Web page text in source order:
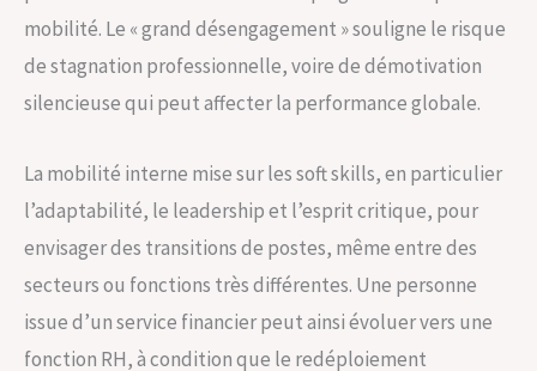
mobilité. Le « grand désengagement » souligne le risque
de stagnation professionnelle, voire de démotivation
silencieuse qui peut affecter la performance globale.
La mobilité interne mise sur les soft skills, en particulier
l’adaptabilité, le leadership et l’esprit critique, pour
envisager des transitions de postes, même entre des
secteurs ou fonctions très différentes. Une personne
issue d’un service financier peut ainsi évoluer vers une
fonction RH, à condition que le redéploiement